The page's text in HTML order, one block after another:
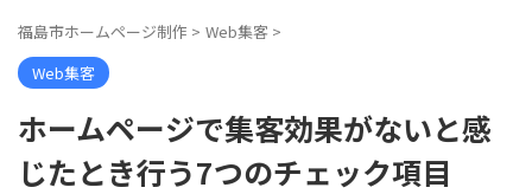
福島市ホームページ制作 > Web集客 >
Web集客
ホームページで集客効果がないと感
じたとき行う7つのチェック項目